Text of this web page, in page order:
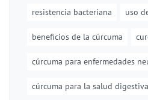
resistencia bacteriana uso
beneficios de la cúrcuma
cúrcuma para enfermedades
cúrcuma para la salud digestiva